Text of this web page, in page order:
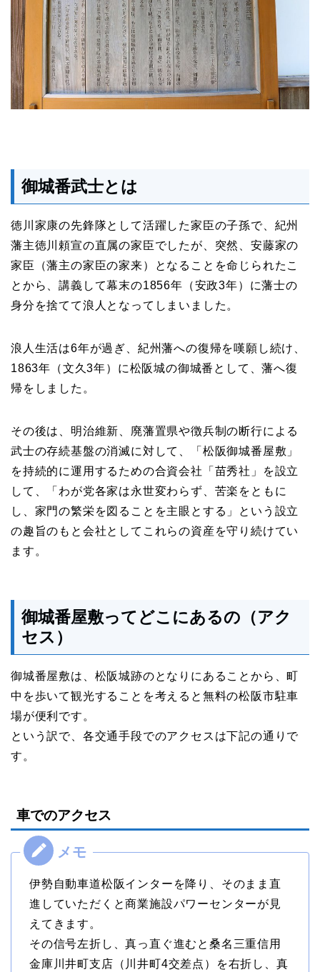
御城番武士とは
徳川家康の先鋒隊として活躍した家臣の子孫で、紀州
藩主徳川頼宣の直属の家臣でしたが、突然、安藤家の
家臣（藩主の家臣の家来）となることを命じられたこ
とから、講義して幕末の1856年（安政3年）に藩士の
身分を捨てて浪人となってしまいました。
浪人生活は6年が過ぎ、紀州藩への復帰を嘆願し続け、
1863年（文久3年）に松阪城の御城番として、藩へ復
帰をしました。
その後は、明治維新、廃藩置県や徴兵制の断行による
武士の存続基盤の消滅に対して、「松阪御城番屋敷」
を持続的に運用するための合資会社「苗秀社」を設立
して、「わが党各家は永世変わらず、苦楽をともに
し、家門の繁栄を図ることを主眼とする」という設立
の趣旨のもと会社としてこれらの資産を守り続けてい
ます。
御城番屋敷ってどこにあるの（アク
セス）
御城番屋敷は、松阪城跡のとなりにあることから、町
中を歩いて観光することを考えると無料の松阪市駐車
場が便利です。
という訳で、各交通手段でのアクセスは下記の通りで
す。
車でのアクセス
伊勢自動車道松阪インターを降り、そのまま直
進していただくと商業施設パワーセンターが見
えてきます。
その信号左折し、真っ直ぐ進むと桑名三重信用
金庫川井町支店（川井町4交差点）を右折し、真